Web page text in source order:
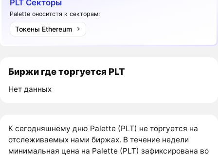
PLT Секторы
Palette оноситстя к секторам:
Токены Ethereum
Биржи где торгуется PLT
Нет данных
К сегодняшнему дню Palette (PLT) не торгуется на
отслеживаемых нами биржах. В течение недели
минимальная цена на Palette (PLT) зафиксирована во